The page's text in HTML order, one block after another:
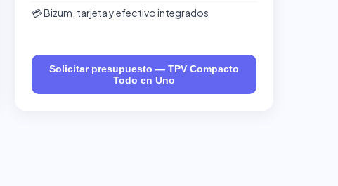
💳 Bizum, tarjeta y efectivo integrados
Solicitar presupuesto — TPV Compacto
Todo en Uno